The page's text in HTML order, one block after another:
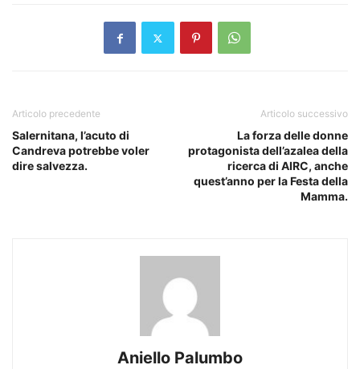
Articolo precedente
Salernitana, l’acuto di
Candreva potrebbe voler
dire salvezza.
Articolo successivo
La forza delle donne
protagonista dell’azalea della
ricerca di AIRC, anche
quest’anno per la Festa della
Mamma.
Aniello Palumbo